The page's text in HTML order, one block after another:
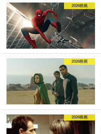
2026映画
2026映画
2026映画